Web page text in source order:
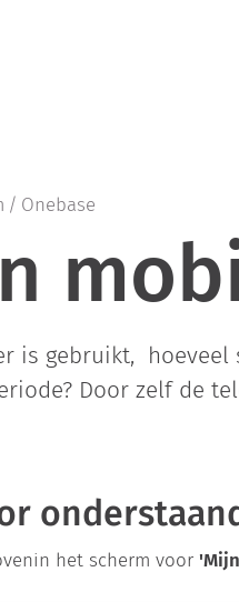
Onebase
is gebruikt,
Door zelf de
het scherm voor